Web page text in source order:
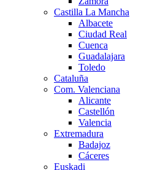
Castilla La Mancha
Albacete
Ciudad Real
Cuenca
Guadalajara
Toledo
Cataluña
Com. Valenciana
Alicante
Castellón
Valencia
Extremadura
Badajoz
Cáceres
Euskadi